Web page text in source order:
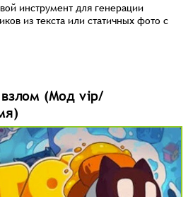
инструмент для генерации
из текста или статичных фото с
взлом (Мод vip/